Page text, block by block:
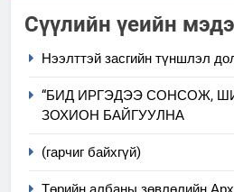
Сүүлийн үеийн
Нээлттэй засгийн түншлэл
“БИД ИРГЭДЭЭ СОНСОЖ,
ЗОХИОН БАЙГУУЛНА
(гарчиг байхгүй)